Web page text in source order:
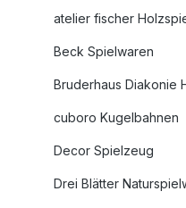
atelier fischer
Beck Spielwaren
Bruderhaus Diakonie
cuboro Kugelbahnen
Decor Spielzeug
Drei Blätter